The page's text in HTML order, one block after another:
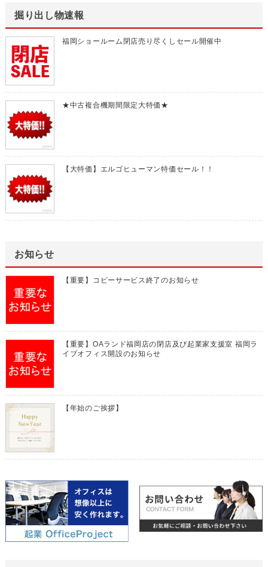
掘り出し物速報
福岡ショールーム閉店売り尽くしセール開催中
★中古複合機期間限定大特価★
【大特価】エルゴヒューマン特価セール！！
お知らせ
【重要】コピーサービス終了のお知らせ
【重要】OAランド福岡店の閉店及び起業家支援室 福岡ラ
イブオフィス開設のお知らせ
【年始のご挨拶】